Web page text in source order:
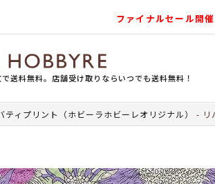
ファイナルセール開
送料無料。店舗受け取りならいつでも送料無料！
ティプリント（ホビーラホビーレオリジナル）